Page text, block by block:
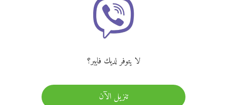
لا يتوفر لديك فايبر؟
تنزيل الآن